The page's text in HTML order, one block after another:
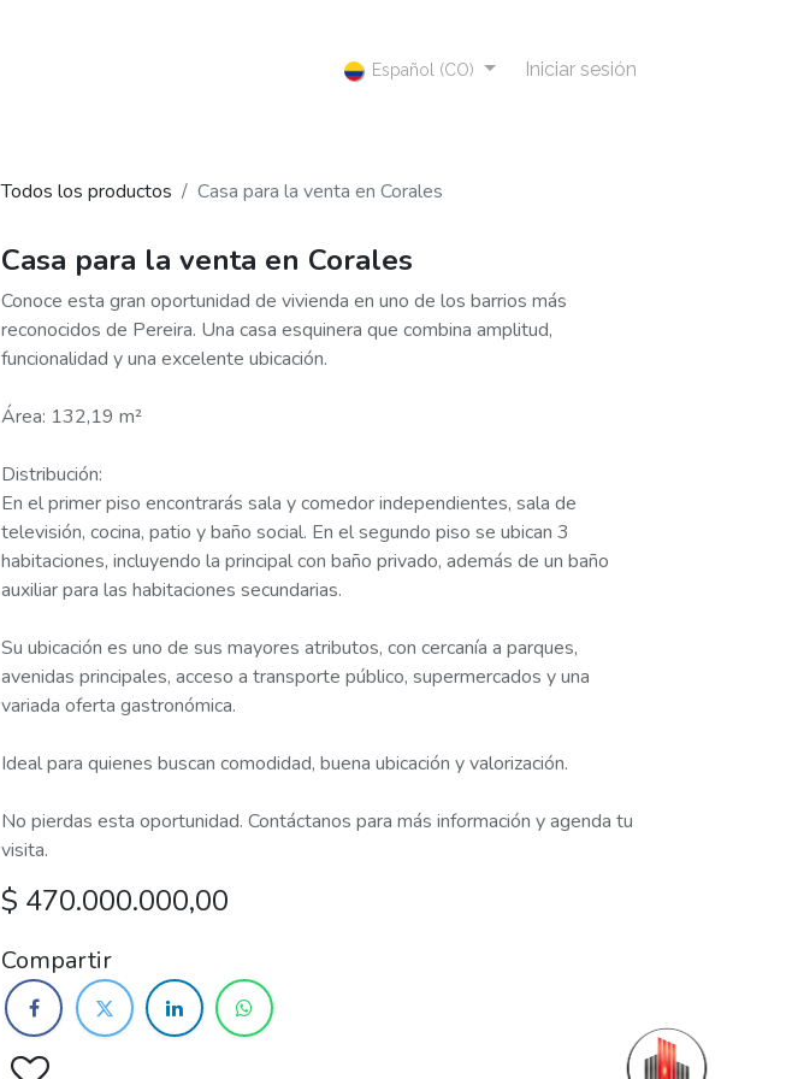
Español (CO) Iniciar sesión
Todos los productos Casa para la venta en Corales
Casa para la venta en Corales
Conoce esta gran oportunidad de vivienda en uno de los barrios más
reconocidos de Pereira. Una casa esquinera que combina amplitud,
funcionalidad y una excelente ubicación.
Área: 132,19 m²
Distribución:
En el primer piso encontrarás sala y comedor independientes, sala de
televisión, cocina, patio y baño social. En el segundo piso se ubican 3
habitaciones, incluyendo la principal con baño privado, además de un baño
auxiliar para las habitaciones secundarias.
Su ubicación es uno de sus mayores atributos, con cercanía a parques,
avenidas principales, acceso a transporte público, supermercados y una
variada oferta gastronómica.
Ideal para quienes buscan comodidad, buena ubicación y valorización.
No pierdas esta oportunidad. Contáctanos para más información y agenda tu
visita.
$ 470.000.000,00
Compartir